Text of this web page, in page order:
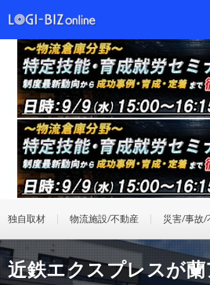
独自取材 物流施設/不動産 災害/事故/
近鉄エクスプレスが